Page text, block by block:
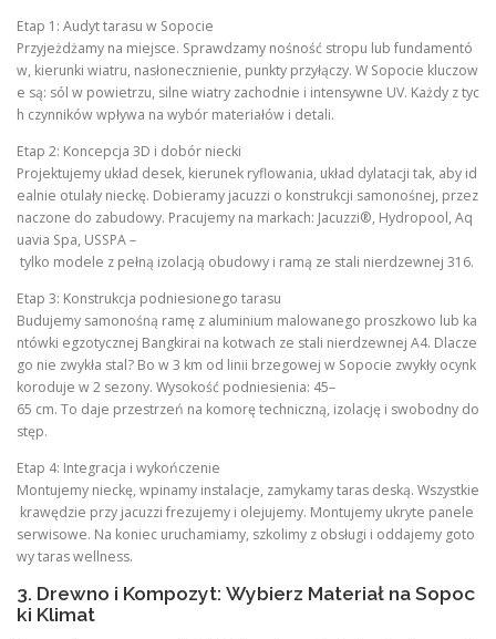
Etap 1: Audyt tarasu w Sopocie
Przyjeżdżamy na miejsce. Sprawdzamy nośność stropu lub fundamentó
w, kierunki wiatru, nasłonecznienie, punkty przyłączy. W Sopocie kluczow
e są: sól w powietrzu, silne wiatry zachodnie i intensywne UV. Każdy z tyc
h czynników wpływa na wybór materiałów i detali.
Etap 2: Koncepcja 3D i dobór niecki
Projektujemy układ desek, kierunek ryflowania, układ dylatacji tak, aby id
ealnie otulały nieckę. Dobieramy jacuzzi o konstrukcji samonośnej, przez
naczone do zabudowy. Pracujemy na markach: Jacuzzi®, Hydropool, Aq
uavia Spa, USSPA –
tylko modele z pełną izolacją obudowy i ramą ze stali nierdzewnej 316.
Etap 3: Konstrukcja podniesionego tarasu
Budujemy samonośną ramę z aluminium malowanego proszkowo lub ka
ntówki egzotycznej Bangkirai na kotwach ze stali nierdzewnej A4. Dlacze
go nie zwykła stal? Bo w 3 km od linii brzegowej w Sopocie zwykły ocynk
koroduje w 2 sezony. Wysokość podniesienia: 45–
65 cm. To daje przestrzeń na komorę techniczną, izolację i swobodny do
stęp.
Etap 4: Integracja i wykończenie
Montujemy nieckę, wpinamy instalacje, zamykamy taras deską. Wszystkie
krawędzie przy jacuzzi frezujemy i olejujemy. Montujemy ukryte panele
serwisowe. Na koniec uruchamiamy, szkolimy z obsługi i oddajemy goto
wy taras wellness.
3. Drewno i Kompozyt: Wybierz Materiał na Sopoc
ki Klimat